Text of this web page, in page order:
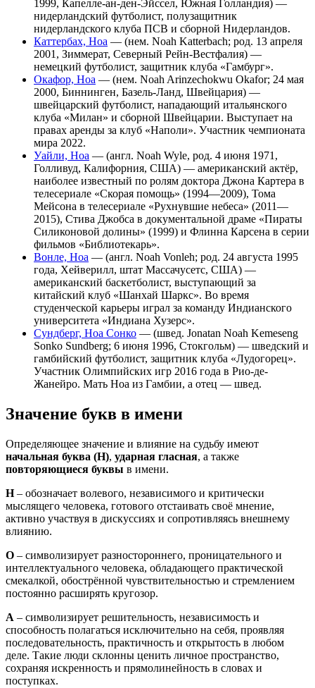
1999, Капелле-ан-ден-Эйссел, Южная Голландия) —
нидерландский футболист, полузащитник
нидерландского клуба ПСВ и сборной Нидерландов.
Каттербах, Ноа — (нем. Noah Katterbach; род. 13 апреля
2001, Зиммерат, Северный Рейн-Вестфалия) —
немецкий футболист, защитник клуба «Гамбург».
Окафор, Ноа — (нем. Noah Arinzechokwu Okafor; 24 мая
2000, Биннинген, Базель-Ланд, Швейцария) —
швейцарский футболист, нападающий итальянского
клуба «Милан» и сборной Швейцарии. Выступает на
правах аренды за клуб «Наполи». Участник чемпионата
мира 2022.
Уайли, Ноа — (англ. Noah Wyle, род. 4 июня 1971,
Голливуд, Калифорния, США) — американский актёр,
наиболее известный по ролям доктора Джона Картера в
телесериале «Скорая помощь» (1994—2009), Тома
Мейсона в телесериале «Рухнувшие небеса» (2011—
2015), Стива Джобса в документальной драме «Пираты
Силиконовой долины» (1999) и Флинна Карсена в серии
фильмов «Библиотекарь».
Вонле, Ноа — (англ. Noah Vonleh; род. 24 августа 1995
года, Хейверилл, штат Массачусетс, США) —
американский баскетболист, выступающий за
китайский клуб «Шанхай Шаркс». Во время
студенческой карьеры играл за команду Индианского
университета «Индиана Хузерс».
Сундберг, Ноа Сонко — (швед. Jonatan Noah Kemeseng
Sonko Sundberg; 6 июня 1996, Стокгольм) — шведский и
гамбийский футболист, защитник клуба «Лудогорец».
Участник Олимпийских игр 2016 года в Рио-де-
Жанейро. Мать Ноа из Гамбии, а отец — швед.
Значение букв в имени
Определяющее значение и влияние на судьбу имеют
начальная буква (Н), ударная гласная, а также
повторяющиеся буквы в имени.
Н– обозначает волевого, независимого и критически
мыслящего человека, готового отстаивать своё мнение,
активно участвуя в дискуссиях и сопротивляясь внешнему
влиянию.
О – символизирует разностороннего, проницательного и
интеллектуального человека, обладающего практической
смекалкой, обострённой чувствительностью и стремлением
постоянно расширять кругозор.
А – символизирует решительность, независимость и
способность полагаться исключительно на себя, проявляя
последовательность, практичность и открытость в любом
деле. Такие люди склонны ценить личное пространство,
сохраняя искренность и прямолинейность в словах и
поступках.